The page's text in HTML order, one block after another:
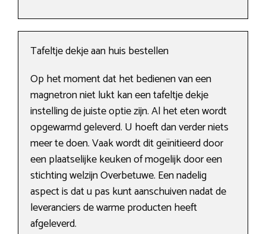
Tafeltje dekje aan huis bestellen
Op het moment dat het bedienen van een
magnetron niet lukt kan een tafeltje dekje
instelling de juiste optie zijn. Al het eten wordt
opgewarmd geleverd. U hoeft dan verder niets
meer te doen. Vaak wordt dit geïnitieerd door
een plaatselijke keuken of mogelijk door een
stichting welzijn Overbetuwe. Een nadelig
aspect is dat u pas kunt aanschuiven nadat de
leveranciers de warme producten heeft
afgeleverd.